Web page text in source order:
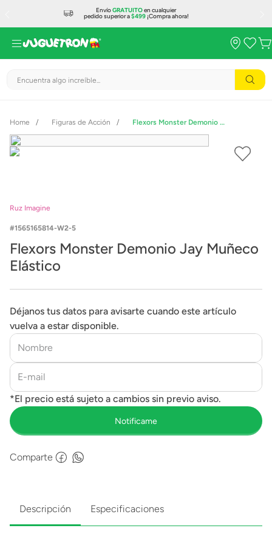
EnvíoGRATUITOen cualquier
pedido superior a$499¡Compra ahora!
Encuentra algo increíble...
Figuras de Acción Flexors Monster Demonio Jay Muñeco Elástico
Ruz Imagine
1565165814-W2-5
Flexors Monster Demonio Jay Muñeco
Elástico
Déjanos tus datos para avisarte cuando este artículo
vuelva a estar disponible.
Comparte
Descripción Especificaciones